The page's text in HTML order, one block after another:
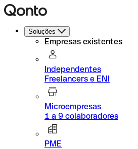
Soluções
Empresas existentes
Independentes
Freelancers e ENI
Microempresas
1 a 9 colaboradores
PME